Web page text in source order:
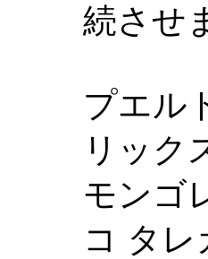
続させ
プエル
リック
モンゴ
コ タ